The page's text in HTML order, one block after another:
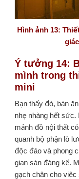
Hình ảnh 13:
Ý tưởng 14:
mình trong
mini
Bạn thấy đó, bàn
nhẹ nhàng hết
mảnh đồ nội thất
quanh bộ phận lò
độc đáo và phong
gian sàn đáng kể.
gạch chân cho việc